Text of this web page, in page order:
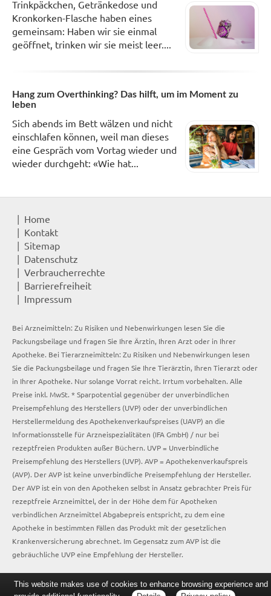
Trinkpäckchen, Getränkedose und
Kronkorken-Flasche haben eines
gemeinsam: Haben wir sie einmal
geöffnet, trinken wir sie meist leer....
Hang zum Overthinking? Das hilft, um im Moment zu
leben
Sich abends im Bett wälzen und nicht
einschlafen können, weil man dieses
eine Gespräch vom Vortag wieder und
wieder durchgeht: «Wie hat...
Home
Kontakt
Sitemap
Datenschutz
Verbraucherrechte
Barrierefreiheit
Impressum
Bei Arzneimitteln: Zu Risiken und Nebenwirkungen lesen Sie die
Packungsbeilage und fragen Sie Ihre Ärztin, Ihren Arzt oder in Ihrer
Apotheke. Bei Tierarzneimitteln: Zu Risiken und Nebenwirkungen lesen
Sie die Packungsbeilage und fragen Sie Ihre Tierärztin, Ihren Tierarzt oder
in Ihrer Apotheke. Nur solange Vorrat reicht. Irrtum vorbehalten. Alle
Preise inkl. MwSt. * Sparpotential gegenüber der unverbindlichen
Preisempfehlung des Herstellers (UVP) oder der unverbindlichen
Herstellermeldung des Apothekenverkaufspreises (UAVP) an die
Informationsstelle für Arzneispezialitäten (IFA GmbH) / nur bei
rezeptfreien Produkten außer Büchern. UVP = Unverbindliche
Preisempfehlung des Herstellers (UVP). AVP = Apothekenverkaufspreis
(AVP). Der AVP ist keine unverbindliche Preisempfehlung der Hersteller.
Der AVP ist ein von den Apotheken selbst in Ansatz gebrachter Preis für
rezeptfreie Arzneimittel, der in der Höhe dem für Apotheken
verbindlichen Arzneimittel Abgabepreis entspricht, zu dem eine
Apotheke in bestimmten Fällen das Produkt mit der gesetzlichen
Krankenversicherung abrechnet. Im Gegensatz zum AVP ist die
gebräuchliche UVP eine Empfehlung der Hersteller.
This website makes use of cookies to enhance browsing experience and